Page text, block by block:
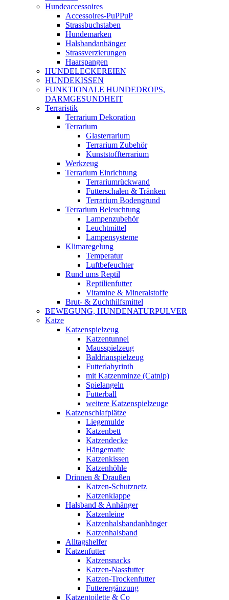
Hundeaccessoires
Accessoires-PuPPuP
Strassbuchstaben
Hundemarken
Halsbandanhänger
Strassverzierungen
Haarspangen
HUNDELECKEREIEN
HUNDEKISSEN
FUNKTIONALE HUNDEDROPS,
DARMGESUNDHEIT
Terraristik
Terrarium Dekoration
Terrarium
Glasterrarium
Terrarium Zubehör
Kunststoffterrarium
Werkzeug
Terrarium Einrichtung
Terrariumrückwand
Futterschalen & Tränken
Terrarium Bodengrund
Terrarium Beleuchtung
Lampenzubehör
Leuchtmittel
Lampensysteme
Klimaregelung
Temperatur
Luftbefeuchter
Rund ums Reptil
Reptilienfutter
Vitamine & Mineralstoffe
Brut- & Zuchthilfsmittel
BEWEGUNG, HUNDENATURPULVER
Katze
Katzenspielzeug
Katzentunnel
Mausspielzeug
Baldrianspielzeug
Futterlabyrinth
mit Katzenminze (Catnip)
Spielangeln
Futterball
weitere Katzenspielzeuge
Katzenschlafplätze
Liegemulde
Katzenbett
Katzendecke
Hängematte
Katzenkissen
Katzenhöhle
Drinnen & Draußen
Katzen-Schutznetz
Katzenklappe
Halsband & Anhänger
Katzenleine
Katzenhalsbandanhänger
Katzenhalsband
Alltagshelfer
Katzenfutter
Katzensnacks
Katzen-Nassfutter
Katzen-Trockenfutter
Futterergänzung
Katzentoilette & Co